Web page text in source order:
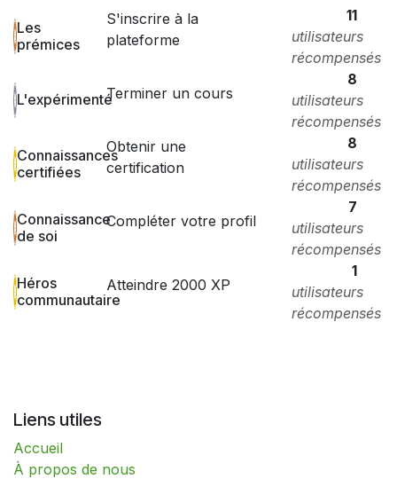
Les
prémices
S'inscrire à la
plateforme
11
utilisateurs
récompensés
L'expérimentéTerminer un cours
8
utilisateurs
récompensés
Connaissances
certifiées
Obtenir une
certification
8
utilisateurs
récompensés
Connaissance
de soi
Compléter votre profil
7
utilisateurs
récompensés
Héros
communautaire
Atteindre 2000 XP
1
utilisateurs
récompensés
Liens utiles
Accueil
À propos de nous